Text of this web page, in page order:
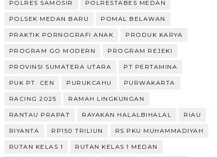
POLRES SAMOSIR POLRESTABES MEDAN
POLSEK MEDAN BARU POMAL BELAWAN
PRAKTIK PORNOGRAFI ANAK PRODUK KARYA
PROGRAM GO MODERN PROGRAM REJEKI
PROVINSI SUMATERA UTARA PT PERTAMINA
PUK PT. CEN PURUKCAHU PURWAKARTA
RACING 2025 RAMAH LINGKUNGAN
RANTAU PRAPAT RAYAKAN HALALBIHALAL RIAU
RIYANTA RP150 TRILIUN RS PKU MUHAMMADIYAH
RUTAN KELAS 1 RUTAN KELAS 1 MEDAN